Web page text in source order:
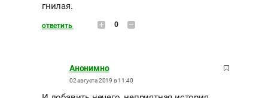
гнилая.
ответить 0
Анонимно
02 августа 2019 в 11:40